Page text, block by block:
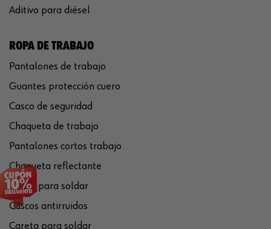
Aditivo para diésel
ROPA DE TRABAJO
Pantalones de trabajo
Guantes protección cuero
Casco de seguridad
Chaqueta de trabajo
Pantalones cortos trabajo
Chaqueta reflectante
Gafas para soldar
Cascos antirruidos
Careta para soldar